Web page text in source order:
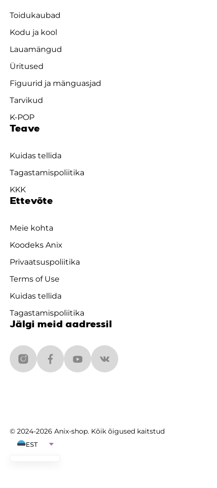
Toidukaubad
Kodu ja kool
Lauamängud
Üritused
Figuurid ja mänguasjad
Tarvikud
K-POP
Teave
Kuidas tellida
Tagastamispoliitika
KKK
Ettevõte
Meie kohta
Koodeks Anix
Privaatsuspoliitika
Terms of Use
Kuidas tellida
Tagastamispoliitika
Jälgi meid aadressil
© 2024-2026 Anix-shop. Kõik õigused kaitstud
EST